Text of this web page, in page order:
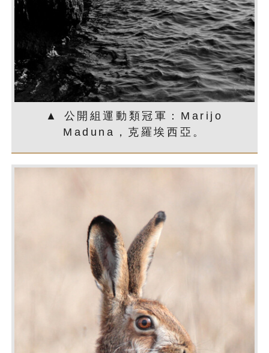
▲ 公開組運動類冠軍：Marijo
Maduna，克羅埃西亞。